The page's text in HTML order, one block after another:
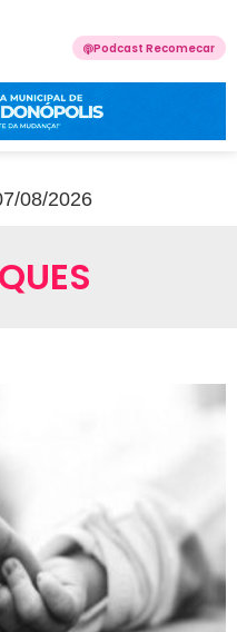
Podcast Recomecar
08/2026